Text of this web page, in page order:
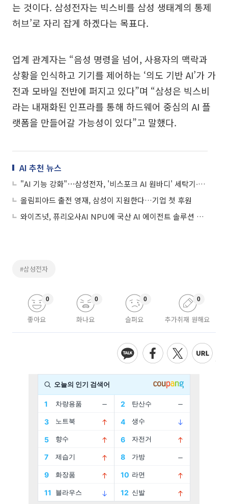
는 것이다. 삼성전자는 빅스비를 삼성 생태계의 통제
허브’로 자리 잡게 하겠다는 목표다.
업계 관계자는 “음성 명령을 넘어, 사용자의 맥락과
상황을 인식하고 기기를 제어하는 ‘의도 기반 AI’가 가
전과 모바일 전반에 퍼지고 있다”며 “삼성은 빅스비
라는 내재화된 인프라를 통해 하드웨어 중심의 AI 플
랫폼을 만들어갈 가능성이 있다”고 말했다.
AI 추천 뉴스
"AI 기능 강화"⋯삼성전자, '비스포크 AI 원바디' 세탁기∙건조기 출시
올림피아드 출전 영재, 삼성이 지원한다…기업 첫 후원
와이즈넛, 퓨리오사AI NPU에 국산 AI 에이전트 솔루션 결합
#삼성전자
좋아요
0
화나요
0
슬퍼요
0
추가취재 원해요
0